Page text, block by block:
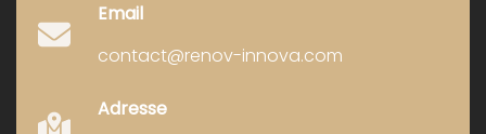
Email
contact@renov-innova.com
Adresse